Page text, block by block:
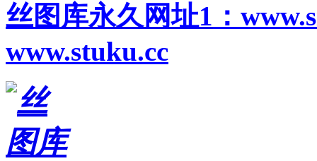
丝图 库永久网址1 ：
www.stuku.cc